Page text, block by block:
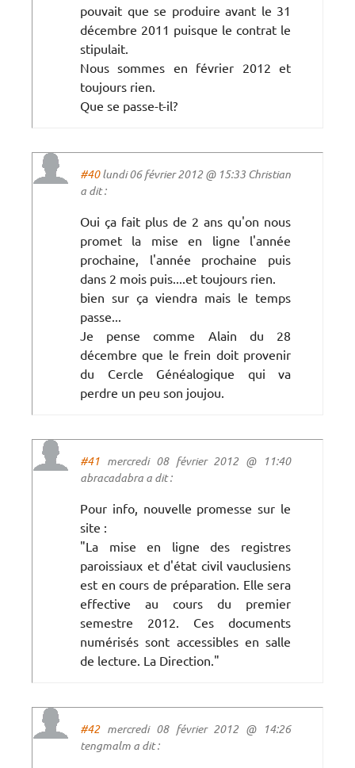
pouvait que se produire avant le 31
décembre 2011 puisque le contrat le
stipulait.
Nous sommes en février 2012 et
toujours rien.
Que se passe-t-il?
#40lundi 06 février 2012 @ 15:33 Christian
a dit :
Oui ça fait plus de 2 ans qu'on nous
promet la mise en ligne l'année
prochaine, l'année prochaine puis
dans 2 mois puis....et toujours rien.
bien sur ça viendra mais le temps
passe...
Je pense comme Alain du 28
décembre que le frein doit provenir
du Cercle Généalogique qui va
perdre un peu son joujou.
#41 mercredi 08 février 2012 @ 11:40
abracadabra a dit :
Pour info, nouvelle promesse sur le
site :
"La mise en ligne des registres
paroissiaux et d'état civil vauclusiens
est en cours de préparation. Elle sera
effective au cours du premier
semestre 2012. Ces documents
numérisés sont accessibles en salle
de lecture. La Direction."
#42mercredi 08 février 2012 @ 14:26
tengmalm a dit :